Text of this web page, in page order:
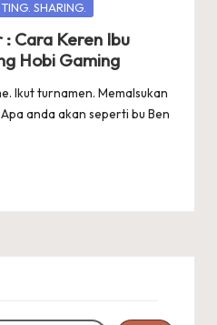
SHARING.
Cara Keren Ibu
Hobi Gaming
Ikut turnamen. Memalsukan
anda akan seperti bu Ben